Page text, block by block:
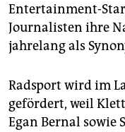
genossenschaft
epaper login
Entertainment-
Journalisten ihre
jahrelang als
Radsport wird im
gefördert, weil
Egan Bernal sowie